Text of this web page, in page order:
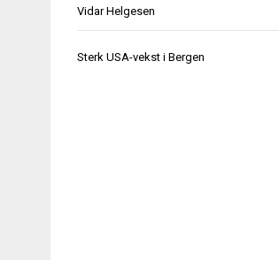
Vidar Helgesen
Innleggsnavigasjon
Sterk USA-vekst i Bergen